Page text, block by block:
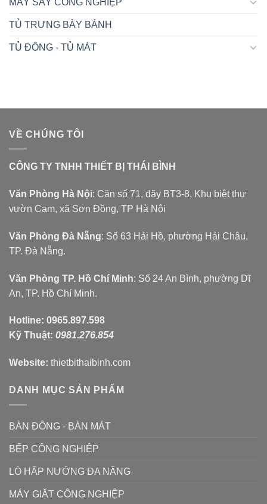
TỦ TRƯNG BÀY BÁNH
TỦ ĐÔNG - TỦ MÁT
VỀ CHÚNG TÔI
CÔNG TY TNHH THIẾT BỊ THÁI BÌNH
Văn Phòng Hà Nội: Căn số 71, dãy BT3-8, Khu biệt thự
vườn Cam, xã Sơn Đồng, TP Hà Nội
Văn Phòng Đà Nẵng: Số 63 Hải Hồ, phường Hải Châu,
TP. Đà Nẵng.
Văn Phòng TP. Hồ Chí Minh: Số 24 An Bình, phường Dĩ
An, TP. Hồ Chí Minh.
Hotline: 0965.897.598
Kỹ Thuật: 0981.276.854
Website: thietbithaibinh.com
DANH MỤC SẢN PHẨM
BÀN ĐÔNG - BÀN MÁT
BẾP CÔNG NGHIỆP
LÒ HẤP NƯỚNG ĐA NĂNG
MÁY GIẶT CÔNG NGHIỆP